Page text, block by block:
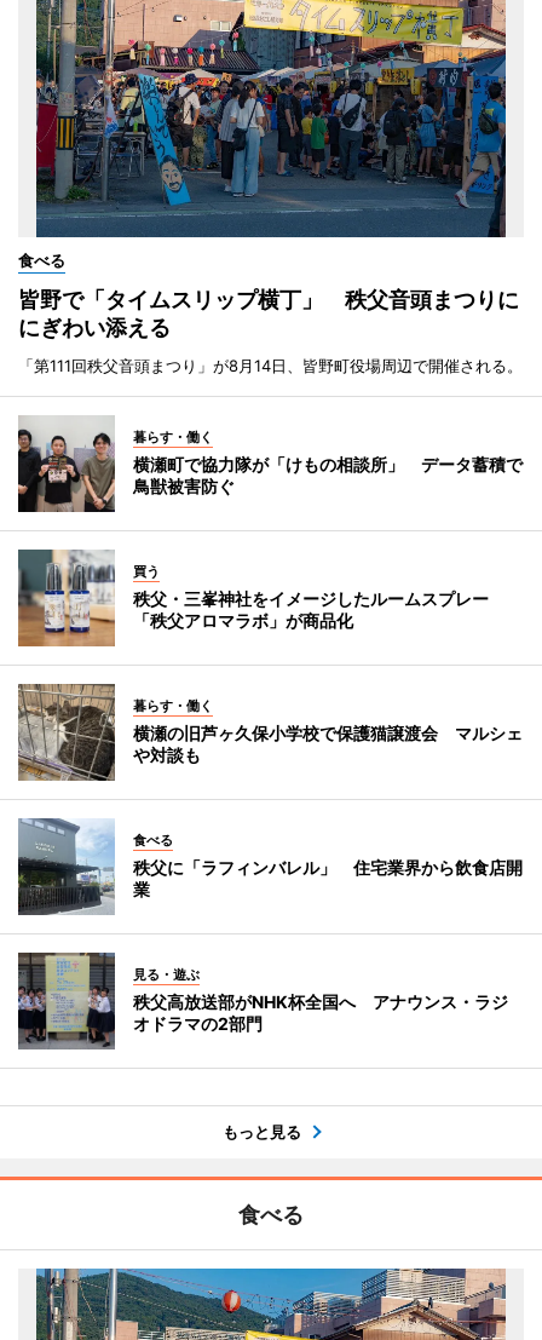
食べる
皆野で「タイムスリップ横丁」 秩父音頭まつりに
にぎわい添える
「第111回秩父音頭まつり」が8月14日、皆野町役場周辺で開催される。
暮らす・働く
横瀬町で協力隊が「けもの相談所」 データ蓄積で
鳥獣被害防ぐ
買う
秩父・三峯神社をイメージしたルームスプレー
「秩父アロマラボ」が商品化
暮らす・働く
横瀬の旧芦ヶ久保小学校で保護猫譲渡会 マルシェ
や対談も
食べる
秩父に「ラフィンバレル」 住宅業界から飲食店開
業
見る・遊ぶ
秩父高放送部がNHK杯全国へ アナウンス・ラジ
オドラマの2部門
もっと見る
食べる